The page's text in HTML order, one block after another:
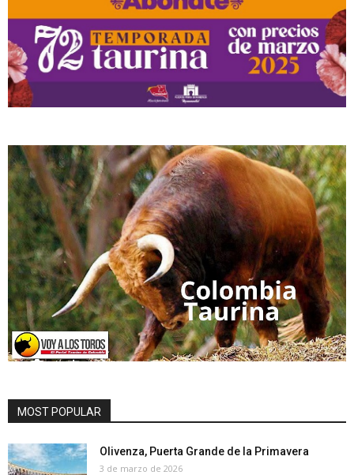
MOST POPULAR
Olivenza, Puerta Grande de la Primavera
3 de marzo de 2026